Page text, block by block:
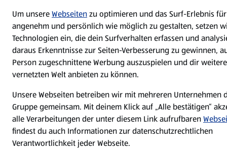
Um unsereWebseitenzu optimieren und das Surf-Erlebnis
angenehm und persönlich wie möglich zu gestalten, setzen
Technologien ein, die dein Surfverhalten erfassen und
daraus Erkenntnisse zur Seiten-Verbesserung zu gewinnen,
Person zugeschnittene Werbung auszuspielen und dir
vernetzten Welt anbieten zu können.
Unsere Webseiten betreiben wir mit mehreren Unternehmen
Gruppe gemeinsam. Mit deinem Klick auf „Alle bestätigen“
alle Verarbeitungen der unter diesem Link aufrufbaren
findest du auch Informationen zur datenschutzrechtlichen
Verantwortlichkeit jeder Webseite.